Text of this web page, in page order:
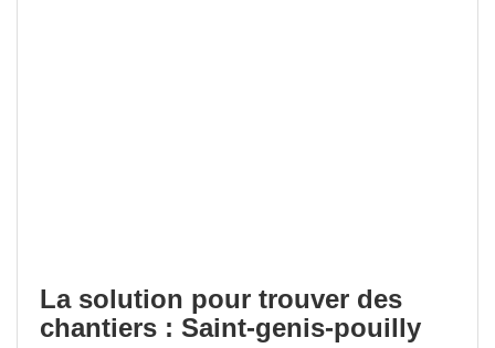
La solution pour trouver des
chantiers : Saint-genis-pouilly